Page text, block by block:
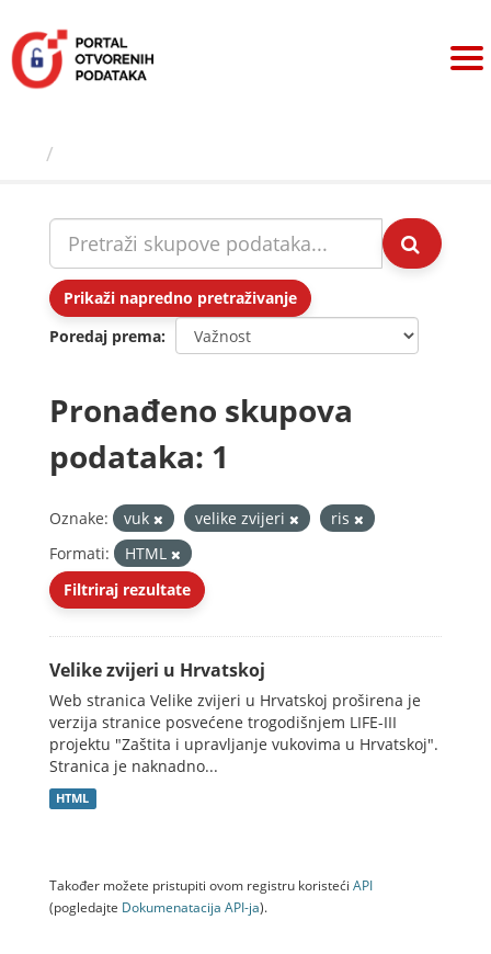
sadržaj
Prikaži napredno pretraživanje
Poredaj prema
Pronađeno skupova
podataka: 1
Oznake: vuk velike zvijeri
ris
Formati:
HTML
Filtriraj rezultate
Velike zvijeri u Hrvatskoj
Web stranica Velike zvijeri u Hrvatskoj proširena je
verzija stranice posvećene trogodišnjem LIFE-III
projektu "Zaštita i upravljanje vukovima u Hrvatskoj".
Stranica je naknadno...
HTML
Također možete pristupiti ovom registru koristeći API
(pogledajte Dokumenаtаcijа API-jа).